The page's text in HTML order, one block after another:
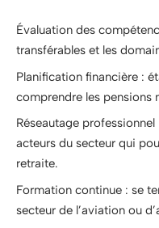
Évaluation des
transférables et les
Planification financière :
comprendre les pensions
Réseautage
acteurs du secteur qui
retraite.
Formation continue : se
secteur de l’aviation ou